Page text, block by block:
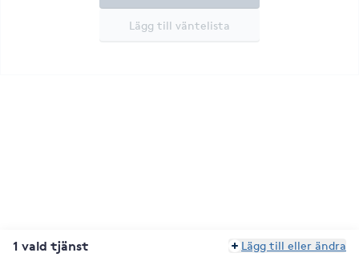
Lägg till väntelista
1 vald tjänst Lägg till eller ändra